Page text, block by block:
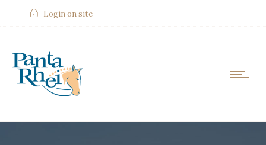
Login on site